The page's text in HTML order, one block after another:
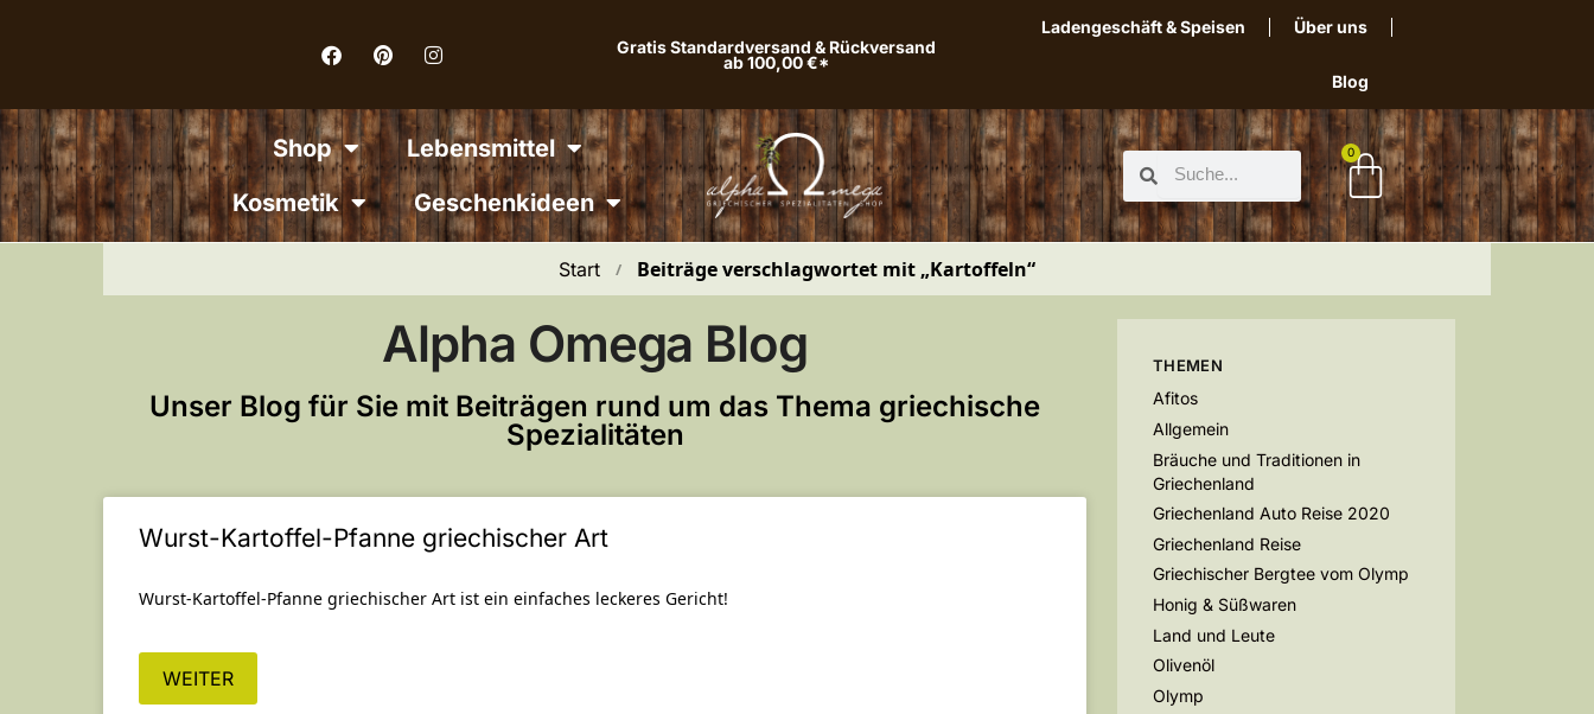
Gratis Standardversand & Rückversand
ab 100,00 €*
Ladengeschäft & Speisen Über uns
Blog
Shop
Lebensmittel
Kosmetik
Geschenkideen
0
Start / Beiträge verschlagwortet mit „Kartoffeln“
Alpha Omega Blog
Unser Blog für Sie mit Beiträgen rund um das Thema griechische
Spezialitäten
Wurst-Kartoffel-Pfanne griechischer Art
Wurst-Kartoffel-Pfanne griechischer Art ist ein einfaches leckeres Gericht!
WEITER
THEMEN
Afitos
Allgemein
Bräuche und Traditionen in
Griechenland
Griechenland Auto Reise 2020
Griechenland Reise
Griechischer Bergtee vom Olymp
Honig & Süßwaren
Land und Leute
Olivenöl
Olymp